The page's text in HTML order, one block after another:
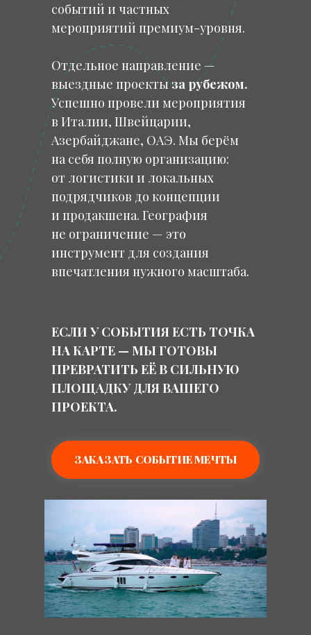
событий и частных
мероприятий премиум-уровня.
Отдельное направление —
выездные проектыза рубежом.
Успешно провели мероприятия
в Италии, Швейцарии,
Азербайджане, ОАЭ. Мы берём
на себя полную организацию:
от логистики и локальных
подрядчиков до концепции
и продакшена. География
не ограничение — это
инструмент для создания
впечатления нужного масштаба.
ЕСЛИ У СОБЫТИЯ ЕСТЬ ТОЧКА
НА КАРТЕ — МЫ ГОТОВЫ
ПРЕВРАТИТЬ ЕЁ В СИЛЬНУЮ
ПЛОЩАДКУ ДЛЯ ВАШЕГО
ПРОЕКТА.
ЗАКАЗАТЬ СОБЫТИЕ МЕЧТЫ